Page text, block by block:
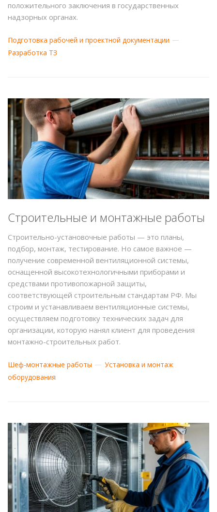
положительного заключения в государственных
надзорных органах.
Подготовка рабочей и проектной документации
Разработка ТЗ
Строительные и монтажные работы
Строительно-установочные работы — это планы,
подбор, монтаж, тестирование. Но самое важное —
получение современной вентиляционной системы,
оснащенной высокотехнологичными приборами и
средствами противопожарной защиты,
соответствующей строительным стандартам РФ. Мы
строим и устанавливаем вентиляционные системы,
осуществляем подготовку технических задач для
организации, которую нанял клиент для проведения
монтажно-строительных работ.
Шеф-монтажные работы
Установка и монтаж
оборудования